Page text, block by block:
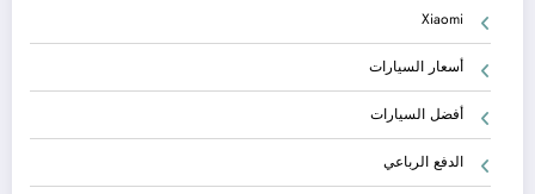
Xiaomi
أسعار السيارات
أفضل السيارات
الدفع الرباعي